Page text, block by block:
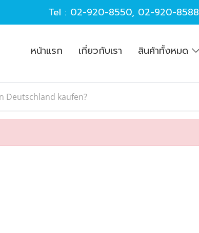
Tel : 02-920-8550, 02-920-8588
หน้าแรก เกี่ยวกับเรา สินค้าทั้งหมด
Deutschland kaufen?